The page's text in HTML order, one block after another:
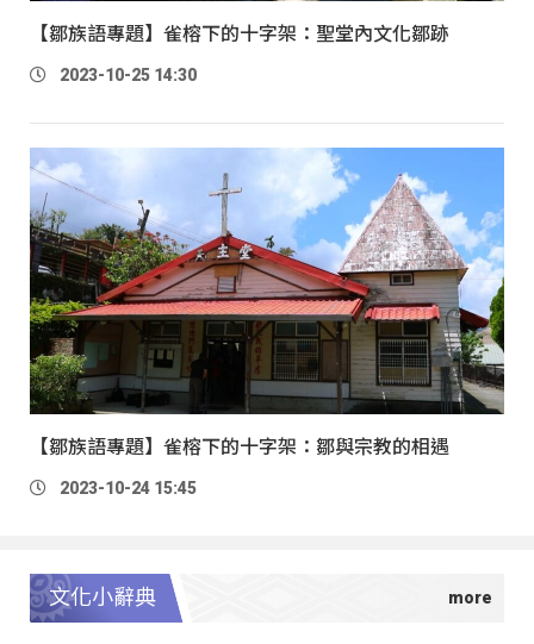
【鄒族語專題】雀榕下的十字架：聖堂內文化鄒跡
2023-10-25 14:30
【鄒族語專題】雀榕下的十字架：鄒與宗教的相遇
2023-10-24 15:45
文化小辭典